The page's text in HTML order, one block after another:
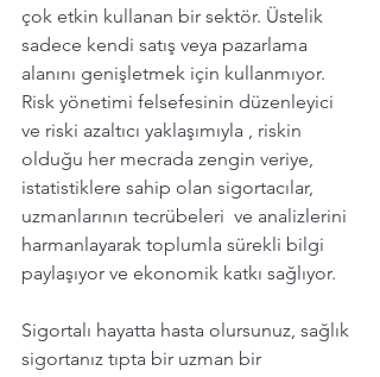
çok etkin kullanan bir sektör. Üstelik
sadece kendi satış veya pazarlama
alanını genişletmek için kullanmıyor.
Risk yönetimi felsefesinin düzenleyici
ve riski azaltıcı yaklaşımıyla , riskin
olduğu her mecrada zengin veriye,
istatistiklere sahip olan sigortacılar,
uzmanlarının tecrübeleri  ve analizlerini
harmanlayarak toplumla sürekli bilgi
paylaşıyor ve ekonomik katkı sağlıyor.
Sigortalı hayatta hasta olursunuz, sağlık
sigortanız tıpta bir uzman bir